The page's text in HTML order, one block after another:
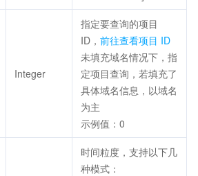
Integer
指定要查询的项目
ID， 前往查看项目 ID
未填充域名情况下，指
定项目查询，若填充了
具体域名信息，以域名
为主
示例值：0
时间粒度，支持以下几
种模式：